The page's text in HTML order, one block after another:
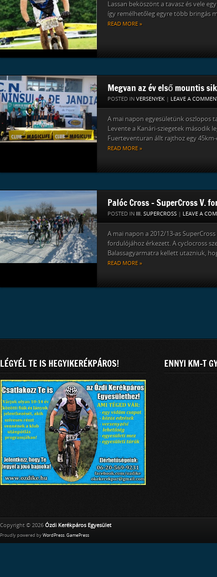
Lassan beköszönt a tavasz és vele
így remélhetőleg egyre több bringás
READ MORE »
Megvan az év első mountis
POSTED IN VERSENYEK LEAVE A
A mai napon egyesületünk oszlopos
Levente a Kanári-sziegetek második
Fuerteventuran állt rajthoz egy 45km-
READ MORE »
Palóc Cross – SuperCross V.
POSTED IN III. SUPERCROSS LEAVE A
A mai napon a 2012/13-as
fordulójához érkezett. A cyclocross
Balassagyarmatra kellett utazniuk,
READ MORE »
LÉGYÉL TE IS HEGYIKERÉKPÁROS! ENNYI KM-T
Copyright © 2026 Ózdi Kerékpáros Egyesület
Proudly powered by WordPress. GamePress